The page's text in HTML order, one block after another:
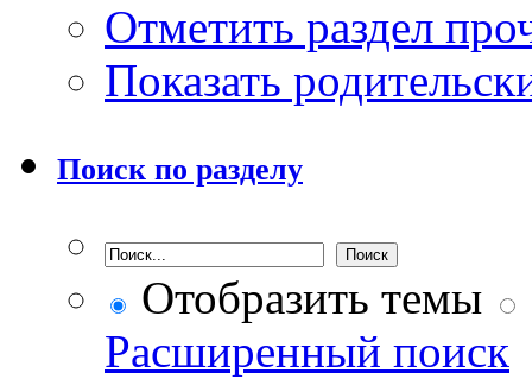
Отметить раздел
Показать
Поиск по разделу
Отобразить темы
Расширенный поиск